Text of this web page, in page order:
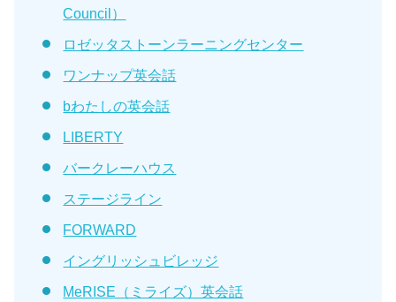
Council）
ロゼッタストーンラーニングセンター
ワンナップ英会話
bわたしの英会話
LIBERTY
バークレーハウス
ステージライン
FORWARD
イングリッシュビレッジ
MeRISE（ミライズ）英会話